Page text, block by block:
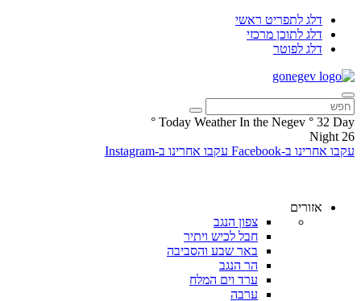
דלג לתפריט ראשי
דלג לתוכן מרכזי
דלג לפוטר
Today Weather In the Negev ° 32 Day
°
26
Night
עקבו אחרינו ב-Facebook
עקבו אחרינו ב-Instagram
אזורים
צפון הנגב
חבל לכיש ויתיר
באר שבע והסביבה
הר הנגב
ערד וים המלח
ערבה